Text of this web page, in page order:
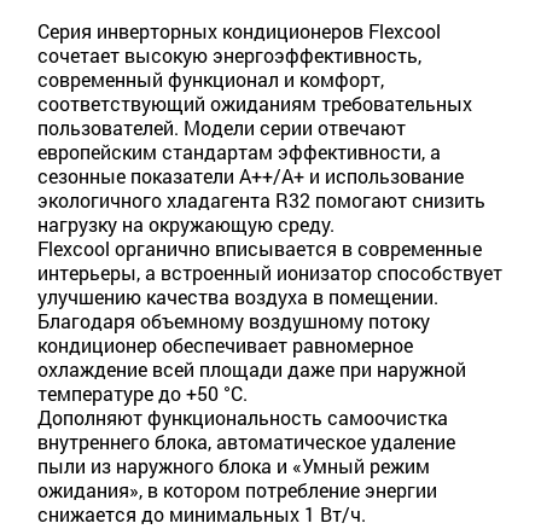
Серия инверторных кондиционеров Flexcool
сочетает высокую энергоэффективность,
современный функционал и комфорт,
соответствующий ожиданиям требовательных
пользователей. Модели серии отвечают
европейским стандартам эффективности, а
сезонные показатели A++/A+ и использование
экологичного хладагента R32 помогают снизить
нагрузку на окружающую среду.
Flexcool органично вписывается в современные
интерьеры, а встроенный ионизатор способствует
улучшению качества воздуха в помещении.
Благодаря объемному воздушному потоку
кондиционер обеспечивает равномерное
охлаждение всей площади даже при наружной
температуре до +50 °C.
Дополняют функциональность самоочистка
внутреннего блока, автоматическое удаление
пыли из наружного блока и «Умный режим
ожидания», в котором потребление энергии
снижается до минимальных 1 Вт/ч.